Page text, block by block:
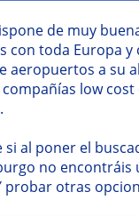
de muy
con toda Europa y
aeropuertos a su
low cost
si al poner el
no encontráis
probar otras